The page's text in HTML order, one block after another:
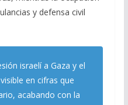
y defensa civil
israelí a Gaza y el
en cifras que
acabando con la